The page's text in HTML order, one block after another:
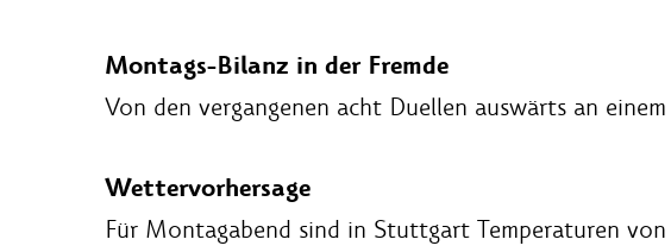
Montags-Bilanz in der Fremde
Von den vergangenen acht Duellen auswärts an
Wettervorhersage
Für Montagabend sind in Stuttgart Temperaturen